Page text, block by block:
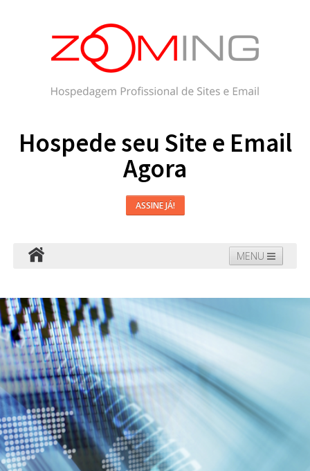
Hospede seu Site e Email
Agora
ASSINE JÁ!
MENU
Domínios Blog Suporte